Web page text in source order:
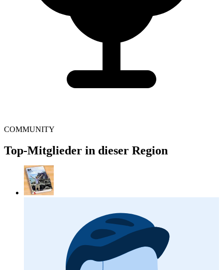
COMMUNITY
Top-Mitglieder in dieser Region